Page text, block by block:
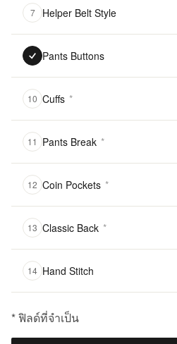
7 Helper Belt Style
Pants Buttons
10 Cuffs *
11 Pants Break *
12 Coin Pockets *
13 Classic Back *
14 Hand Stitch
* ฟิลด์ที่จำเป็น
฿